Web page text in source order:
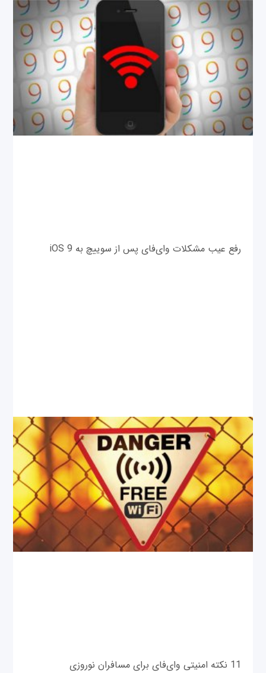
رفع عیب مشکلات وای‌فای پس از سوییچ به iOS 9
11 نکته امنیتی وای‌فای برای مسافران نوروزی